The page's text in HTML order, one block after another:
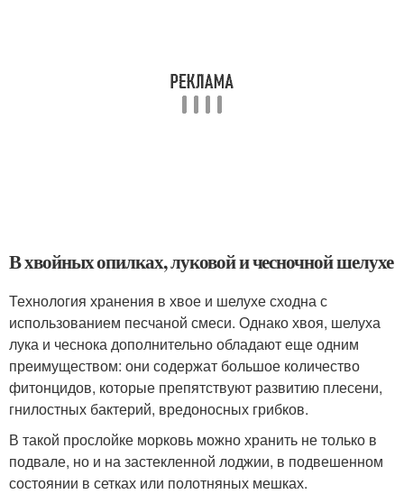
В хвойных опилках, луковой и чесночной шелухе
Технология хранения в хвое и шелухе сходна с
использованием песчаной смеси. Однако хвоя, шелуха
лука и чеснока дополнительно обладают еще одним
преимуществом: они содержат большое количество
фитонцидов, которые препятствуют развитию плесени,
гнилостных бактерий, вредоносных грибков.
В такой прослойке морковь можно хранить не только в
подвале, но и на застекленной лоджии, в подвешенном
состоянии в сетках или полотняных мешках.